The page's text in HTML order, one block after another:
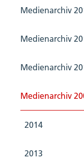
Medienarchiv
Medienarchiv
Medienarchiv
Medienarchiv
2014
2013